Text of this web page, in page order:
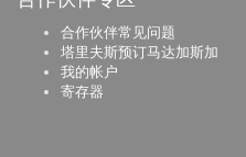
合作伙伴常见问题
塔里夫斯预订马达加斯加
我的帐户
寄存器